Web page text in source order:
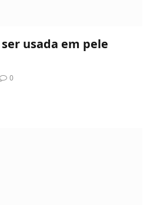
usada em pele
0